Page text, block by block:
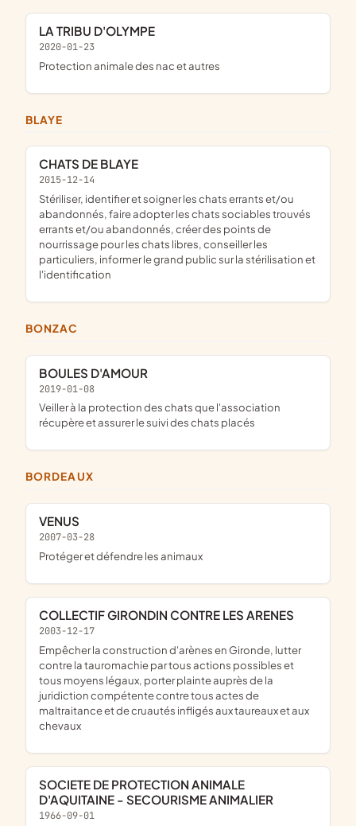
LA TRIBU D'OLYMPE
2020-01-23
protection animale des nac et autres
BLAYE
CHATS DE BLAYE
2015-12-14
stériliser, identifier et soigner les chats errants et/ou
abandonnés, faire adopter les chats sociables trouvés
errants et/ou abandonnés, créer des points de
nourrissage pour les chats libres, conseiller les
particuliers, informer le grand public sur la stérilisation et
l'identification
BONZAC
BOULES D'AMOUR
2019-01-08
veiller à la protection des chats que l'association
récupère et assurer le suivi des chats placés
BORDEAUX
VENUS
2007-03-28
protéger et défendre les animaux
COLLECTIF GIRONDIN CONTRE LES ARENES
2003-12-17
empêcher la construction d'arènes en Gironde, lutter
contre la tauromachie par tous actions possibles et
tous moyens légaux, porter plainte auprès de la
juridiction compétente contre tous actes de
maltraitance et de cruautés infligés aux taureaux et aux
chevaux
SOCIETE DE PROTECTION ANIMALE
D'AQUITAINE - SECOURISME ANIMALIER
1966-09-01